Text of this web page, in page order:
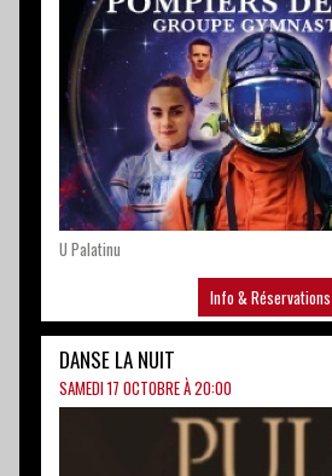
U Palatinu
Info & Réservations
DANSE LA NUIT
SAMEDI 17 OCTOBRE À 20:00